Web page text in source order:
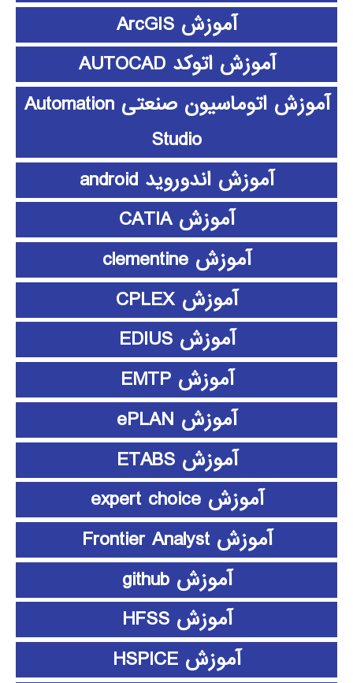
آموزش ArcGIS
آموزش اتوکد AUTOCAD
آموزش اتوماسیون صنعتی Automation
Studio
آموزش اندوروید android
آموزش CATIA
آموزش clementine
آموزش CPLEX
آموزش EDIUS
آموزش EMTP
آموزش ePLAN
آموزش ETABS
آموزش expert choice
آموزش Frontier Analyst
آموزش github
آموزش HFSS
آموزش HSPICE